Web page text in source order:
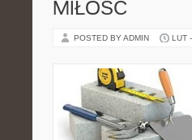
MIŁOŚĆ
POSTED BY ADMIN LUT